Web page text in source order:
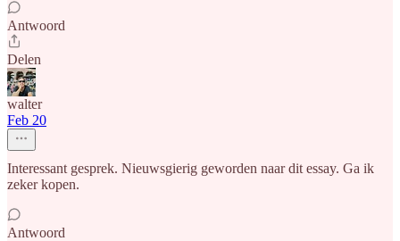
Antwoord
Delen
walter
Feb 20
Interessant gesprek. Nieuwsgierig geworden naar dit essay. Ga ik
zeker kopen.
Antwoord